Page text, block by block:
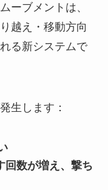
ーブメントは、
越え・移動方向
る新システムで
生します：
回数が増え、撃ち